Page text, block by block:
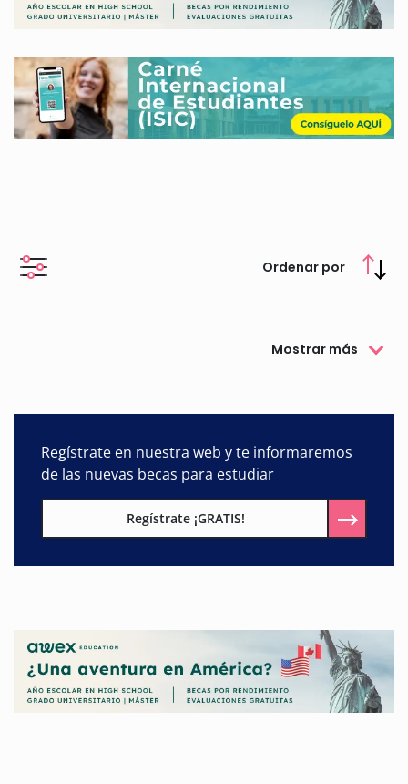
alfabetización de manera prioritaria y colabora con la
formación de docentes planificadores familiares y vivienda,
administradores educacionales y alienta la construcción de
escuelas y la dotación de equipo necesario para su
funcionamiento.
Además de un amplio programa de actividades culturales, la
UNESCO cuenta con programas de becas y ayudas de
Ordenar por
Mostrar más
Regístrate en nuestra web y te informaremos
de las nuevas becas para estudiar
Regístrate ¡GRATIS!